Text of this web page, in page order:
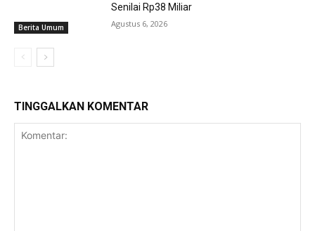
Berita Umum
Senilai Rp38 Miliar
Agustus 6, 2026
TINGGALKAN KOMENTAR